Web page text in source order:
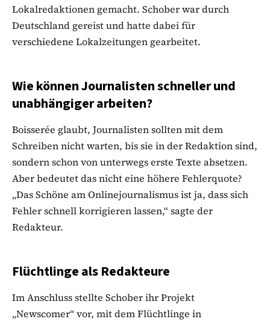
Lokalredaktionen gemacht. Schober war durch
Deutschland gereist und hatte dabei für
verschiedene Lokalzeitungen gearbeitet.
Wie können Journalisten schneller und
unabhängiger arbeiten?
Boisserée glaubt, Journalisten sollten mit dem
Schreiben nicht warten, bis sie in der Redaktion sind,
sondern schon von unterwegs erste Texte absetzen.
Aber bedeutet das nicht eine höhere Fehlerquote?
„Das Schöne am Onlinejournalismus ist ja, dass sich
Fehler schnell korrigieren lassen,“ sagte der
Redakteur.
Flüchtlinge als Redakteure
Im Anschluss stellte Schober ihr Projekt
„Newscomer“ vor, mit dem Flüchtlinge in